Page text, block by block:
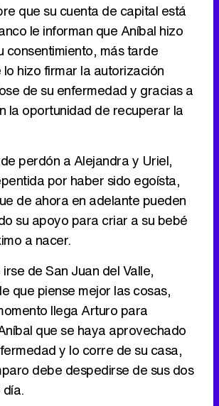
que su cuenta de capital está
le informan que Aníbal hizo
consentimiento, más tarde
hizo firmar la autorización
de su enfermedad y gracias a
la oportunidad de recuperar la
perdón a Alejandra y Uriel,
por haber sido egoísta,
de ahora en adelante pueden
su apoyo para criar a su bebé
a nacer.
de San Juan del Valle,
que piense mejor las cosas,
llega Arturo para
que se haya aprovechado
y lo corre de su casa,
debe despedirse de sus dos
día.